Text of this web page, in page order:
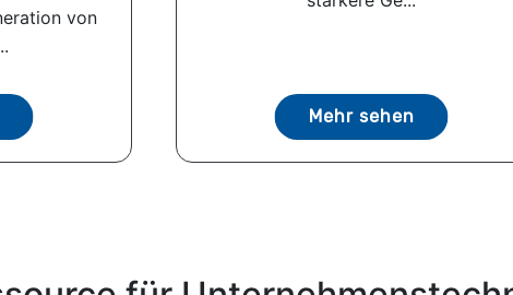
von
Mehr sehen